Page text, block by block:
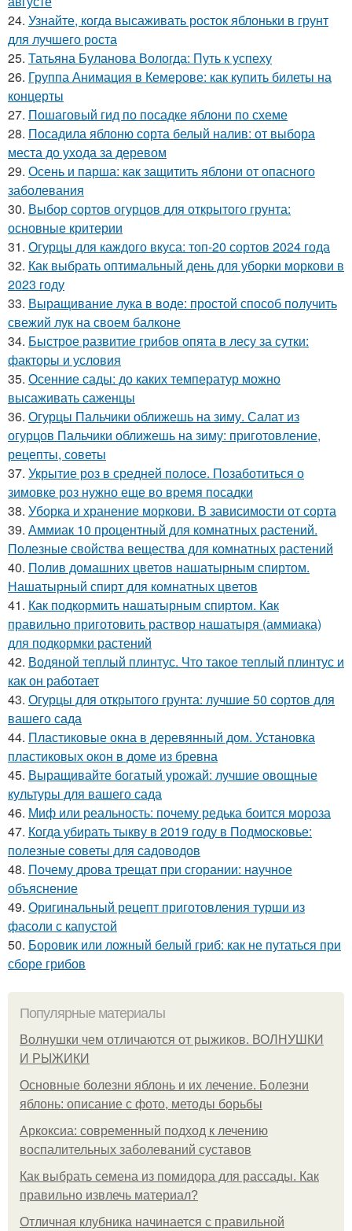
24. Узнайте, когда высаживать росток яблоньки в грунт
для лучшего роста
25. Татьяна Буланова Вологда: Путь к успеху
26. Группа Анимация в Кемерове: как купить билеты на
концерты
27. Пошаговый гид по посадке яблони по схеме
28. Посадила яблоню сорта белый налив: от выбора
места до ухода за деревом
29. Осень и парша: как защитить яблони от опасного
заболевания
30. Выбор сортов огурцов для открытого грунта:
основные критерии
31. Огурцы для каждого вкуса: топ-20 сортов 2024 года
32. Как выбрать оптимальный день для уборки моркови в
2023 году
33. Выращивание лука в воде: простой способ получить
свежий лук на своем балконе
34. Быстрое развитие грибов опята в лесу за сутки:
факторы и условия
35. Осенние сады: до каких температур можно
высаживать саженцы
36. Огурцы Пальчики оближешь на зиму. Салат из
огурцов Пальчики оближешь на зиму: приготовление,
рецепты, советы
37. Укрытие роз в средней полосе. Позаботиться о
зимовке роз нужно еще во время посадки
38. Уборка и хранение моркови. В зависимости от сорта
39. Аммиак 10 процентный для комнатных растений.
Полезные свойства вещества для комнатных растений
40. Полив домашних цветов нашатырным спиртом.
Нашатырный спирт для комнатных цветов
41. Как подкормить нашатырным спиртом. Как
правильно приготовить раствор нашатыря (аммиака)
для подкормки растений
42. Водяной теплый плинтус. Что такое теплый плинтус и
как он работает
43. Огурцы для открытого грунта: лучшие 50 сортов для
вашего сада
44. Пластиковые окна в деревянный дом. Установка
пластиковых окон в доме из бревна
45. Выращивайте богатый урожай: лучшие овощные
культуры для вашего сада
46. Миф или реальность: почему редька боится мороза
47. Когда убирать тыкву в 2019 году в Подмосковье:
полезные советы для садоводов
48. Почему дрова трещат при сгорании: научное
объяснение
49. Оригинальный рецепт приготовления турши из
фасоли с капустой
50. Боровик или ложный белый гриб: как не путаться при
сборе грибов
Популярные материалы
Волнушки чем отличаются от рыжиков. ВОЛНУШКИ
И РЫЖИКИ
Основные болезни яблонь и их лечение. Болезни
яблонь: описание с фото, методы борьбы
Аркоксиа: современный подход к лечению
воспалительных заболеваний суставов
Как выбрать семена из помидора для рассады. Как
правильно извлечь материал?
Отличная клубника начинается с правильной